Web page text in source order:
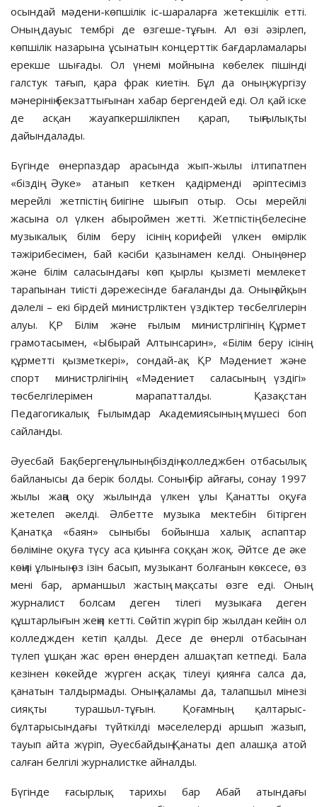
осындай мәдени-көпшілік іс-шараларға жетекшілік етті.
Оның дауыс тембрі де өзгеше-тұғын. Ал өзі әзірлеп,
көпшілік назарына ұсынатын концерттік бағдарламалары
ерекше шығады. Ол үнемі мойнына көбелек пішінді
галстук тағып, қара фрак киетін. Бұл да оның жүргізу
мәнерінің бекзаттығынан хабар бергендей еді. Ол қай іске
де асқан жауапкершілікпен қарап, тыңғылықты
дайындалады.
Бүгінде өнерпаздар арасында жып-жылы ілтипатпен
«біздің Әуке» атанып кеткен қадірменді әріптесіміз
мерейлі жетпістің биігіне шығып отыр. Осы мерейлі
жасына ол үлкен абыроймен жетті. Жетпістің белесіне
музыкалық білім беру ісінің корифейі үлкен өмірлік
тәжірибесімен, бай кәсіби қазынамен келді. Оның өнер
және білім саласындағы көп қырлы қызметі мемлекет
тарапынан тиісті дәрежесінде бағаланды да. Оның айқын
дәлелі – екі бірдей министрліктен үздіктер төсбелгілерін
алуы. ҚР Білім және ғылым министрлігінің Құрмет
грамотасымен, «Ыбырай Алтынсарин», «Білім беру ісінің
құрметті қызметкері», сондай-ақ ҚР Мәдениет және
спорт министрлігінің «Мәдениет саласының үздігі»
төсбелгілерімен марапатталды. Қазақстан
Педагогикалық Ғылымдар Академиясының мүшесі боп
сайланды.
Әуесбай Бақбергенұлының біздің колледжбен отбасылық
байланысы да берік болды. Соның бір айғағы, сонау 1997
жылы жаңа оқу жылында үлкен ұлы Қанатты оқуға
жетелеп әкелді. Әлбетте музыка мектебін бітірген
Қанатқа «баян» сыныбы бойынша халық аспаптар
бөліміне оқуға түсу аса қиынға соққан жоқ. Әйтсе де әке
көңілі ұлының өз ізін басып, музыкант болғанын көксесе, өз
мені бар, арманшыл жастың мақсаты өзге еді. Оның
журналист болсам деген тілегі музыкаға деген
құштарлығын жеңіп кетті. Сөйтіп жүріп бір жылдан кейін ол
колледжден кетіп қалды. Десе де өнерлі отбасынан
түлеп ұшқан жас өрен өнерден алшақтап кетпеді. Бала
кезінен көкейде жүрген асқақ тілеуі қиянға салса да,
қанатын талдырмады. Оның қаламы да, талапшыл мінезі
сияқты турашыл-тұғын. Қоғамның қалтарыс-
бұлтарысындағы түйткілді мәселелерді аршып жазып,
тауып айта жүріп, Әуесбайдың Қанаты деп алашқа атой
салған белгілі журналистке айналды.
Бүгінде ғасырлық тарихы бар Абай атындағы